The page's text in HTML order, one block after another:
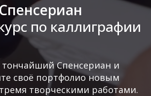
Спенсериан
по каллиграфии
тончайший Спенсериан и
своё портфолио новым
творческими работами.